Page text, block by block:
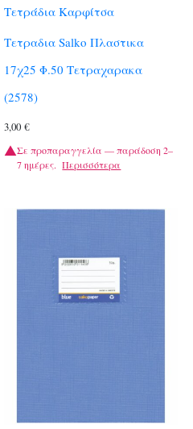
Τετράδια Καρφίτσα
Τετραδια Salko Πλαστικα
17χ25 Φ.50 Τετραχαρακα
(2578)
3,00€
Σε προπαραγγελία — παράδοση 2–
7 ημέρες. Περισσότερα